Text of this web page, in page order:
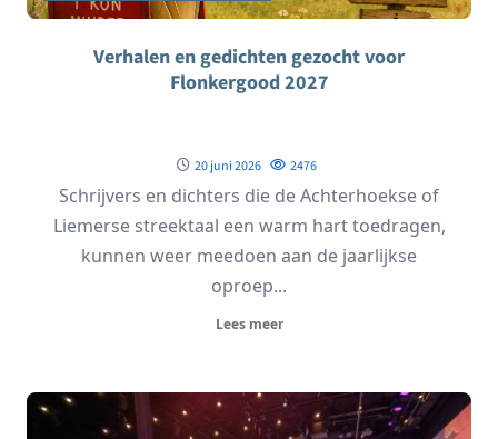
Verhalen en gedichten gezocht voor
Flonkergood 2027
20 juni 2026 2476
Schrijvers en dichters die de Achterhoekse of
Liemerse streektaal een warm hart toedragen,
kunnen weer meedoen aan de jaarlijkse
oproep...
Lees meer